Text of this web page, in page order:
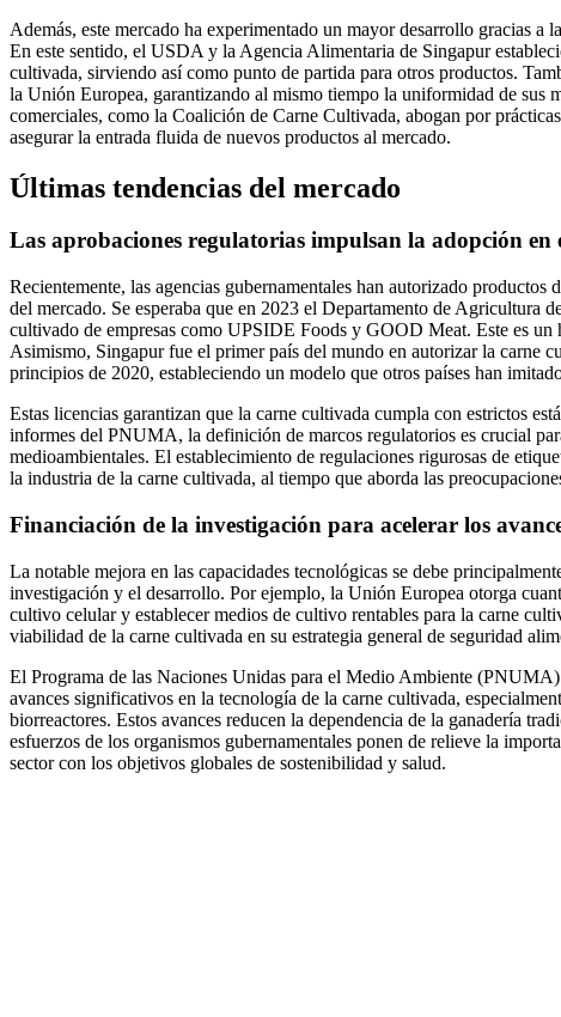
Además, este mercado ha experimentado un mayor desarrollo gracias
En este sentido, el USDA y la Agencia Alimentaria de Singapur
cultivada, sirviendo así como punto de partida para otros productos.
la Unión Europea, garantizando al mismo tiempo la uniformidad de sus
comerciales, como la Coalición de Carne Cultivada, abogan por
asegurar la entrada fluida de nuevos productos al mercado.
Últimas tendencias del mercado
Las aprobaciones regulatorias impulsan la adopción en
Recientemente, las agencias gubernamentales han autorizado
del mercado. Se esperaba que en 2023 el Departamento de
cultivado de empresas como UPSIDE Foods y GOOD Meat. Este es
Asimismo, Singapur fue el primer país del mundo en autorizar la carne
principios de 2020, estableciendo un modelo que otros países han
Estas licencias garantizan que la carne cultivada cumpla con estrictos
informes del PNUMA, la definición de marcos regulatorios es crucial
medioambientales. El establecimiento de regulaciones rigurosas de
la industria de la carne cultivada, al tiempo que aborda las
Financiación de la investigación para acelerar los
La notable mejora en las capacidades tecnológicas se debe
investigación y el desarrollo. Por ejemplo, la Unión Europea otorga
cultivo celular y establecer medios de cultivo rentables para la carne
viabilidad de la carne cultivada en su estrategia general de seguridad
El Programa de las Naciones Unidas para el Medio Ambiente
avances significativos en la tecnología de la carne cultivada,
biorreactores. Estos avances reducen la dependencia de la ganadería
esfuerzos de los organismos gubernamentales ponen de relieve la
sector con los objetivos globales de sostenibilidad y salud.